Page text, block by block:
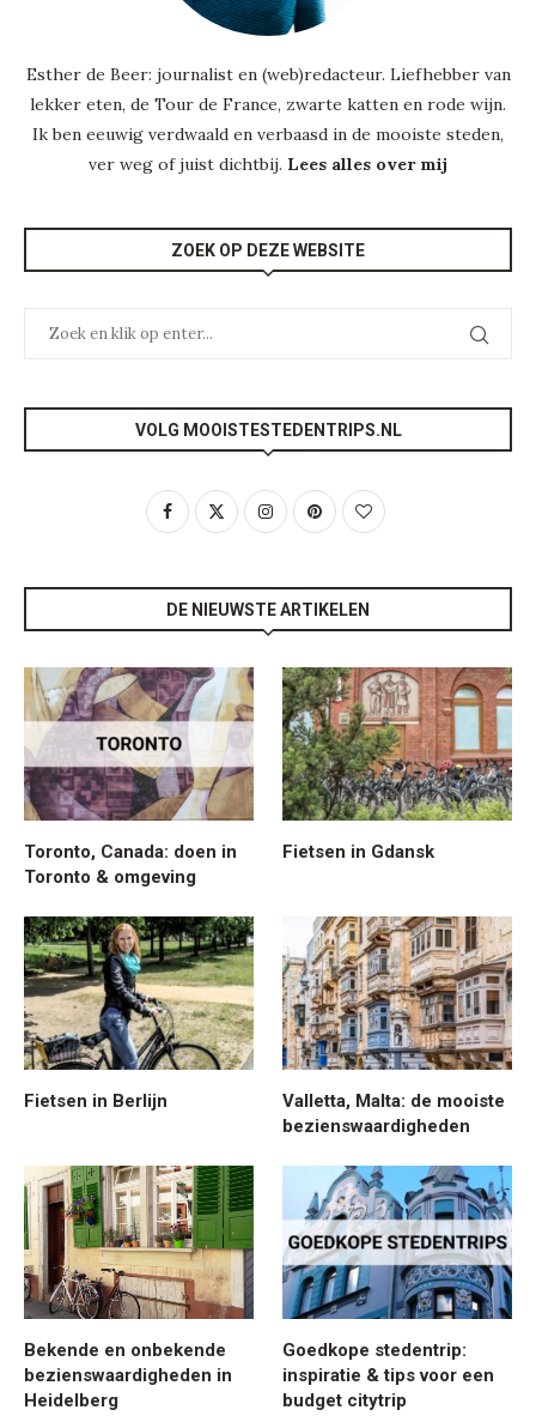
Esther de Beer: journalist en (web)redacteur. Liefhebber van
lekker eten, de Tour de France, zwarte katten en rode wijn.
Ik ben eeuwig verdwaald en verbaasd in de mooiste steden,
ver weg of juist dichtbij. Lees alles over mij
ZOEK OP DEZE WEBSITE
VOLG MOOISTESTEDENTRIPS.NL
DE NIEUWSTE ARTIKELEN
Toronto, Canada: doen in
Toronto & omgeving
Fietsen in Gdansk
Fietsen in Berlijn
Valletta, Malta: de mooiste
bezienswaardigheden
Bekende en onbekende
bezienswaardigheden in
Heidelberg
Goedkope stedentrip:
inspiratie & tips voor een
budget citytrip